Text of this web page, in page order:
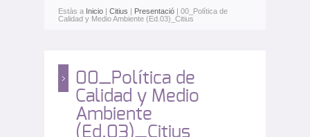
Estàs a Inicio | Citius | Presentació | 00_Política de
Calidad y Medio Ambiente (Ed.03)_Citius
00_Política de
Calidad y Medio
Ambiente
(Ed.03)_Citius